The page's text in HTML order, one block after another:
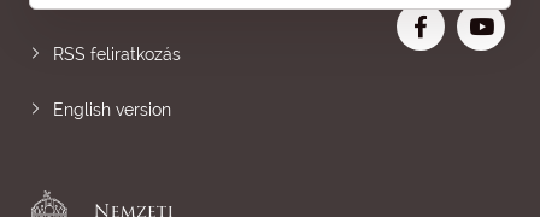
RSS feliratkozás
English version